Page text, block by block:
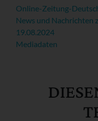
Online-Zeitung-
News und Nachrichten
19.08.2024
Mediadaten